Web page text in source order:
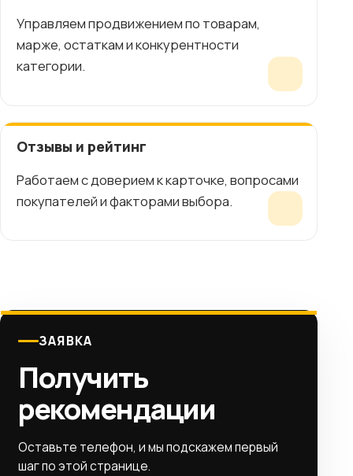
Управляем продвижением по товарам,
марже, остаткам и конкурентности
категории.
Отзывы и рейтинг
Работаем с доверием к карточке, вопросами
покупателей и факторами выбора.
ЗАЯВКА
Получить
рекомендации
Оставьте телефон, и мы подскажем первый
шаг по этой странице.